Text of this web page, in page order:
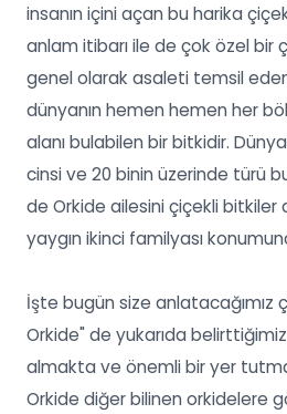
insanın içini açan bu harika çiçek
anlam itibarı ile de çok özel bir
genel olarak asaleti temsil
dünyanın hemen hemen her
alanı bulabilen bir bitkidir.
cinsi ve 20 binin üzerinde türü
de Orkide ailesini çiçekli bitkiler
yaygın ikinci familyası
İşte bugün size anlatacağımız
Orkide" de yukarıda
almakta ve önemli bir yer
Orkide diğer bilinen orkidelere